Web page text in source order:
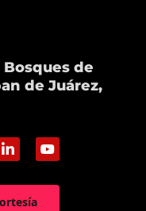
Bosques de
de Juárez,